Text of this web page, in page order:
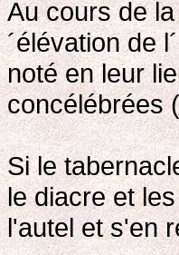
Au cours de
´élévation de
noté en leur
concélébrées
Si le
le diacre et
l'autel et s'en